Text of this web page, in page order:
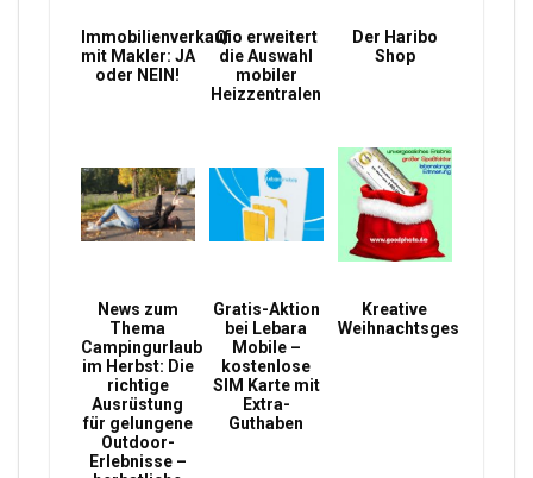
Immobilienverkauf
mit Makler: JA
oder NEIN!
Qio erweitert
die Auswahl
mobiler
Heizzentralen
Der Haribo
Shop
News zum
Thema
Campingurlaub
im Herbst: Die
richtige
Ausrüstung
für gelungene
Outdoor-
Erlebnisse –
Gratis-Aktion
bei Lebara
Mobile –
kostenlose
SIM Karte mit
Extra-
Guthaben
Kreative
Weihnachtsgeschenke